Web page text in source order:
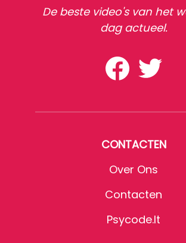
De beste video's van het
dag actueel.
CONTACTEN
Over Ons
Contacten
Psycode.it